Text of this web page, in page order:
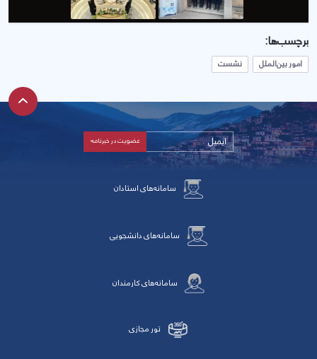
برچسب‌ها:
امور بین‌الملل نشست
سامانه‌های استادان
سامانه‌های دانشجویی
سامانه‌های کارمندان
تور مجازی